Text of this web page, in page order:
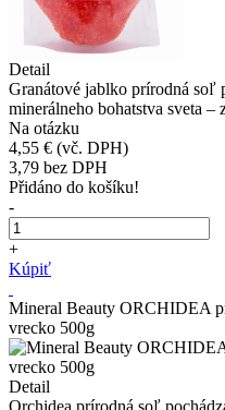
Detail
Granátové jablko prírodná soľ
minerálneho bohatstva sveta
Na otázku
4,55 € (vč. DPH)
3,79 bez DPH
Přidáno do košíku!
-
+
Kúpiť
Mineral Beauty ORCHIDEA
vrecko 500g
Detail
Orchidea prírodná soľ